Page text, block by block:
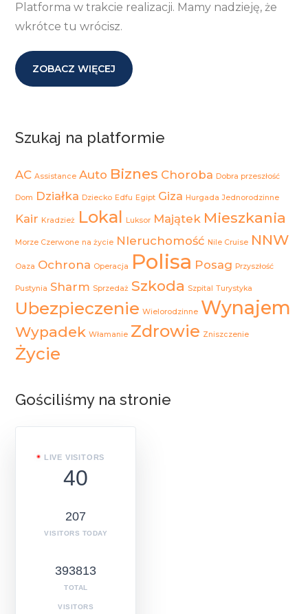
Platforma w trakcie realizacji. Mamy nadzieję, że
wkrótce tu wrócisz.
ZOBACZ WIĘCEJ
Szukaj na platformie
AC Assistance Auto Biznes Choroba Dobra przeszłość
Dom Działka Dziecko Edfu Egipt Giza Hurgada Jednorodzinne
Kair Kradzież Lokal Luksor Majątek Mieszkania
Morze Czerwone na życie NIeruchomość Nile Cruise NNW
Oaza Ochrona Operacja Polisa Posag Przyszłość
Pustynia Sharm Sprzedaż Szkoda Szpital Turystyka
Ubezpieczenie Wielorodzinne Wynajem
Wypadek Włamanie Zdrowie Zniszczenie
Życie
Gościliśmy na stronie
LIVE VISITORS
40
207
VISITORS TODAY
393813
TOTAL
VISITORS